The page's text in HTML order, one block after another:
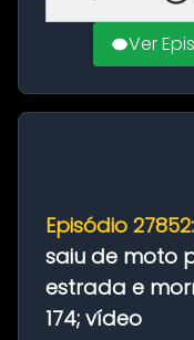
Ver
Episódio 27852:
saiu de moto
estrada e
174; vídeo